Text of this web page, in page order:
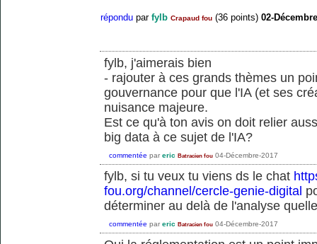
répondu par fylb Crapaud fou (36 points) 02-
fylb, j'aimerais bien
- rajouter à ces grands thèmes un
gouvernance pour que l'IA (et ses
nuisance majeure.
Est ce qu'à ton avis on doit relier
big data à ce sujet de l'IA?
commentée par eric Batracien fou 04-Décembre-2017
fylb, si tu veux tu viens ds le chat
fou.org/channel/cercle-genie-digital
déterminer au delà de l'analyse
commentée par eric Batracien fou 04-Décembre-2017